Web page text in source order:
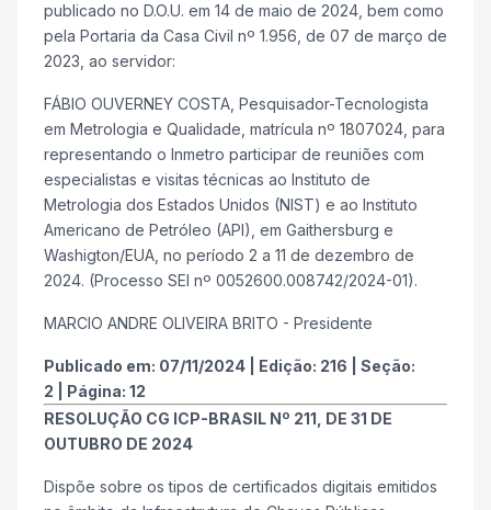
publicado no D.O.U. em 14 de maio de 2024, bem como
pela Portaria da Casa Civil nº 1.956, de 07 de março de
2023, ao servidor:
FÁBIO OUVERNEY COSTA, Pesquisador-Tecnologista
em Metrologia e Qualidade, matrícula nº 1807024, para
representando o Inmetro participar de reuniões com
especialistas e visitas técnicas ao Instituto de
Metrologia dos Estados Unidos (NIST) e ao Instituto
Americano de Petróleo (API), em Gaithersburg e
Washigton/EUA, no período 2 a 11 de dezembro de
2024. (Processo SEI nº 0052600.008742/2024-01).
MARCIO ANDRE OLIVEIRA BRITO - Presidente
Publicado em: 07/11/2024 Edição: 216
Seção:
2
Página: 12
RESOLUÇÃO CG ICP-BRASIL Nº 211, DE 31 DE
OUTUBRO DE 2024
Dispõe sobre os tipos de certificados digitais emitidos